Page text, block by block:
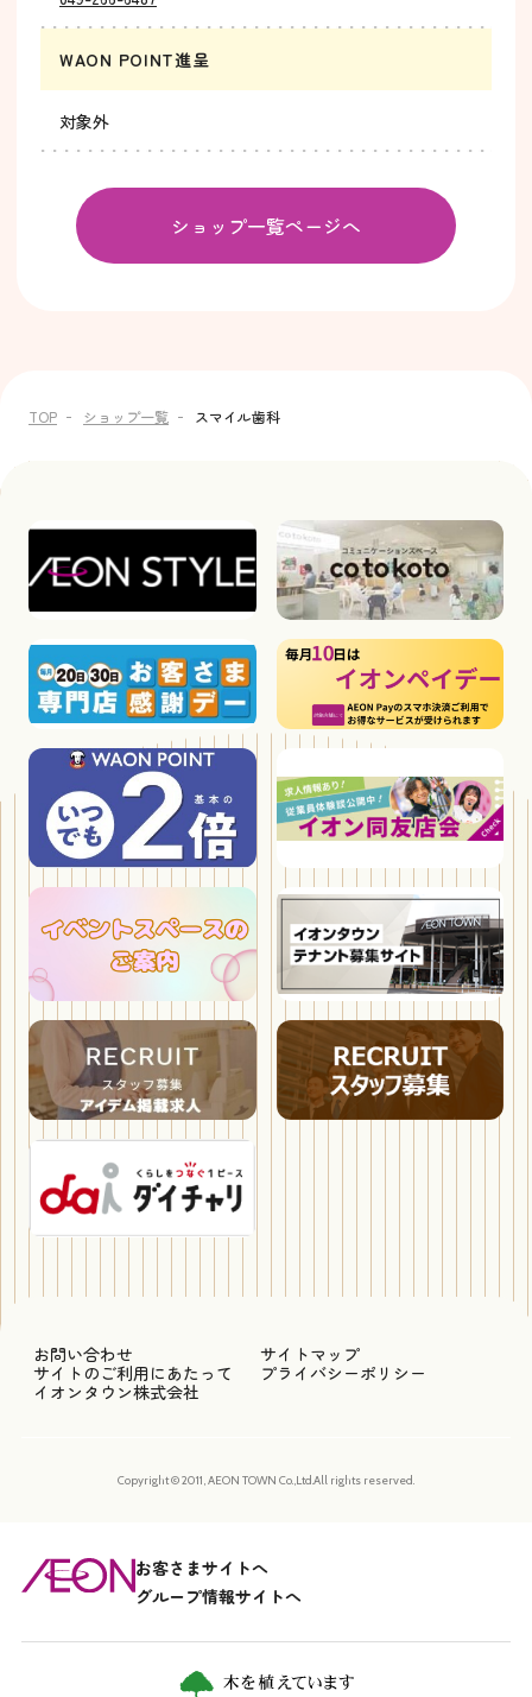
WAON POINT進呈
対象外
ショップ一覧ページへ
TOP ショップ一覧 スマイル歯科
お問い合わせ
サイトマップ
サイトのご利用にあたって
プライバシーポリシー
イオンタウン株式会社
Copyright © 2011, AEON TOWN Co.,Ltd.All rights reserved.
お客さまサイトへ
グループ情報サイトへ